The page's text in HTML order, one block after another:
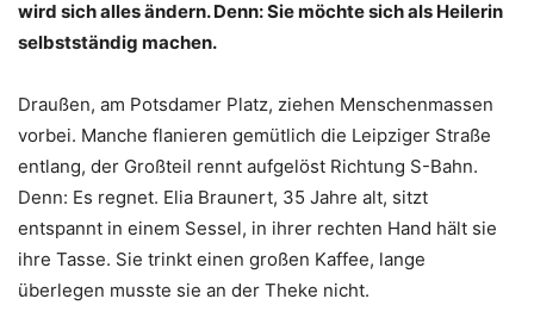
wird sich alles ändern. Denn: Sie möchte sich als Heilerin
selbstständig machen.
Draußen, am Potsdamer Platz, ziehen Menschenmassen
vorbei. Manche flanieren gemütlich die Leipziger Straße
entlang, der Großteil rennt aufgelöst Richtung S-Bahn.
Denn: Es regnet. Elia Braunert, 35 Jahre alt, sitzt
entspannt in einem Sessel, in ihrer rechten Hand hält sie
ihre Tasse. Sie trinkt einen großen Kaffee, lange
überlegen musste sie an der Theke nicht.